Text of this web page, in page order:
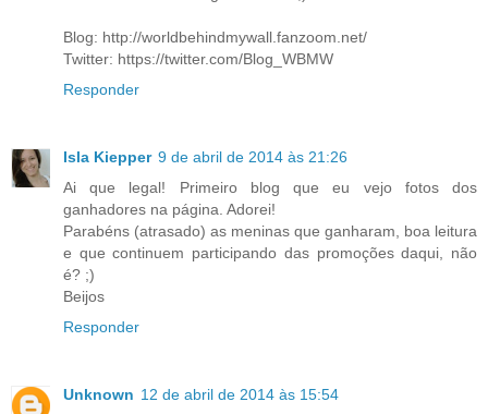
Blog: http://worldbehindmywall.fanzoom.net/
Twitter: https://twitter.com/Blog_WBMW
Responder
Isla Kiepper 9 de abril de 2014 às 21:26
Ai que legal! Primeiro blog que eu vejo fotos dos
ganhadores na página. Adorei!
Parabéns (atrasado) as meninas que ganharam, boa leitura
e que continuem participando das promoções daqui, não
é? ;)
Beijos
Responder
Unknown 12 de abril de 2014 às 15:54